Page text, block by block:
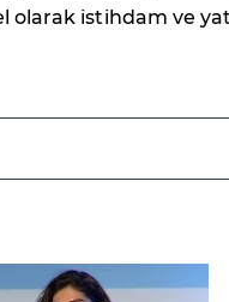
istihdam ve